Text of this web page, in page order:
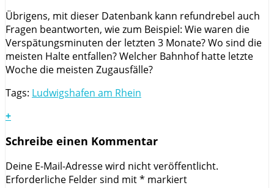
Übrigens, mit dieser Datenbank kann refundrebel auch
Fragen beantworten, wie zum Beispiel: Wie waren die
Verspätungsminuten der letzten 3 Monate? Wo sind die
meisten Halte entfallen? Welcher Bahnhof hatte letzte
Woche die meisten Zugausfälle?
Tags: Ludwigshafen am Rhein
+
Schreibe einen Kommentar
Deine E-Mail-Adresse wird nicht veröffentlicht.
Erforderliche Felder sind mit* markiert